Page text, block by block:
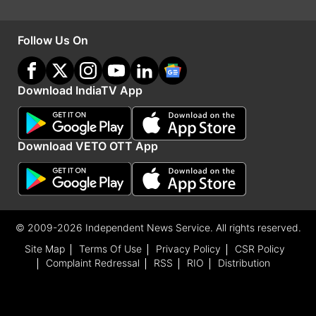
की जाएंगी।
Advertisement
Follow Us On
Download IndiaTV App
Download VETO OTT App
© 2009-2026 Independent News Service. All rights reserved.
Site Map
Terms Of Use Privacy Policy
CSR Policy
Complaint Redressal
RSS RIO Distribution